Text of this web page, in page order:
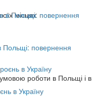
місцях
повернення
роботи в Польщі і в
в Україну